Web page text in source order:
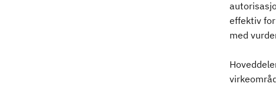
effektiv
med